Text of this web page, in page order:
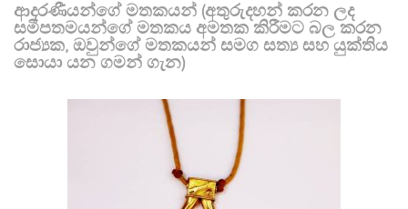
ආදරණීයන්ගේ මතකයන් (අතුරුදහන් කරන ලද
සමීපතමයන්ගේ මතකය අමතක කිරීමට බල කරන
රාජ්‍යක, ඔවුන්ගේ මතකයන් සමග සත්‍ය සහ යුක්තිය
සොයා යන ගමන් ගැන)